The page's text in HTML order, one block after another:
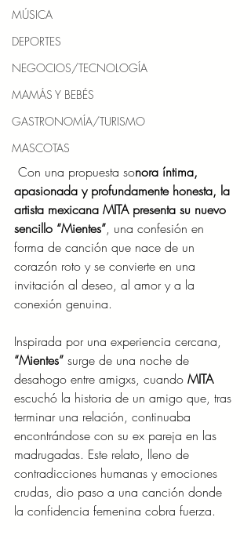
MÚSICA
DEPORTES
NEGOCIOS/TECNOLOGÍA
MAMÁS Y BEBÉS
GASTRONOMÍA/TURISMO
MASCOTAS
Con una propuesta sonora íntima,
apasionada y profundamente honesta, la
artista mexicana MITA presenta su nuevo
sencillo “Mientes”, una confesión en
forma de canción que nace de un
corazón roto y se convierte en una
invitación al deseo, al amor y a la
conexión genuina.
Inspirada por una experiencia cercana,
“Mientes” surge de una noche de
desahogo entre amigxs, cuando MITA
escuchó la historia de un amigo que, tras
terminar una relación, continuaba
encontrándose con su ex pareja en las
madrugadas. Este relato, lleno de
contradicciones humanas y emociones
crudas, dio paso a una canción donde
la confidencia femenina cobra fuerza.